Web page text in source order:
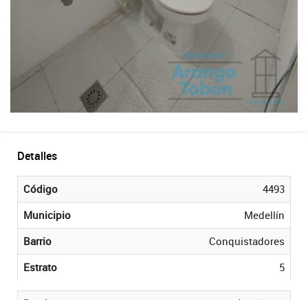
Detalles
Código
4493
Municipio
Medellín
Barrio
Conquistadores
Estrato
5